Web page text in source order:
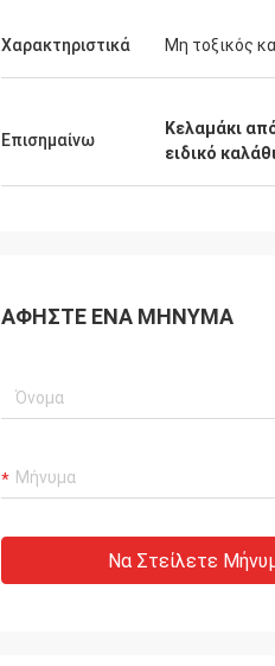
Χαρακτηριστικά Μη τοξικός
Επισημαίνω
Κελαμάκι
ειδικό
ΑΦΉΣΤΕ ΈΝΑ ΜΉΝΥΜΑ
Να Στείλετε